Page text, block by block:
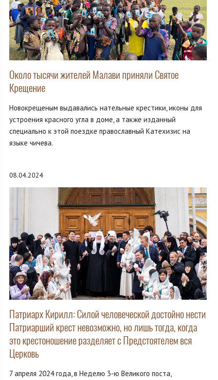
Около тысячи жителей Малави приняли Святое
Крещение
Новокрещеным выдавались нательные крестики, иконы для
устроения красного угла в доме, а также изданный
специально к этой поездке православный Катехизис на
языке чичева.
08.04.2024
Патриарх Кирилл: Cилой человеческой достойно нести
Патриарший крест невозможно, но лишь тогда, когда
это крестоношение разделяет с Предстоятелем вся
Церковь
7 апреля 2024 года, в Неделю 3-ю Великого поста,